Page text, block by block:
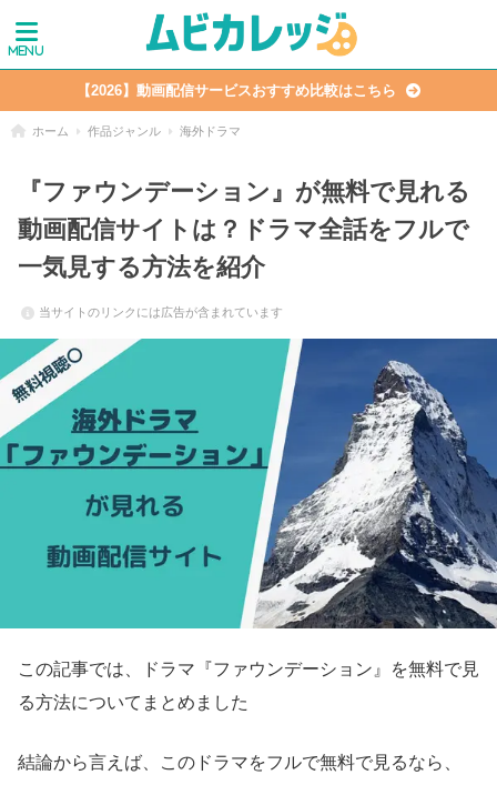
【2026】動画配信サービスおすすめ比較はこちら
ホーム 作品ジャンル 海外ドラマ
『ファウンデーション』が無料で見れる
動画配信サイトは？ドラマ全話をフルで
一気見する方法を紹介
当サイトのリンクには広告が含まれています
この記事では、ドラマ『ファウンデーション』を無料で見
る方法についてまとめました
結論から言えば、このドラマをフルで無料で見るなら、